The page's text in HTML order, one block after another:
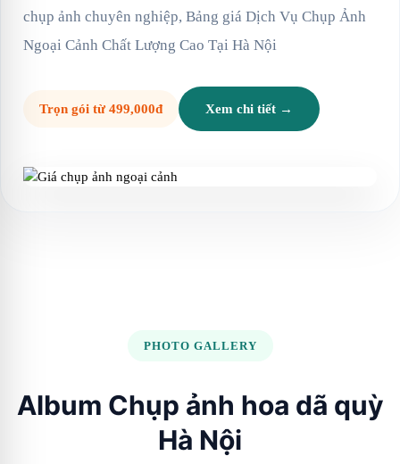
chụp ảnh chuyên nghiệp, Bảng giá Dịch Vụ Chụp Ảnh
Ngoại Cảnh Chất Lượng Cao Tại Hà Nội
Trọn gói từ 499,000đ Xem chi tiết →
PHOTO GALLERY
Album Chụp ảnh hoa dã quỳ
Hà Nội